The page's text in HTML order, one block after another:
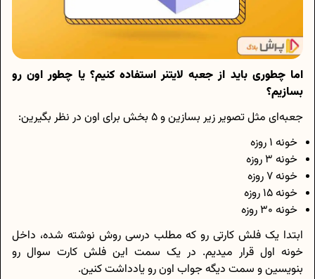
اما چطوری باید از جعبه لایتنر استفاده کنیم؟ یا چطور اون رو
بسازیم؟
جعبه‌ای مثل تصویر زیر بسازین و 5 بخش برای اون در نظر بگیرین:
خونه 1 روزه
خونه 3 روزه
خونه 7 روزه
خونه 15 روزه
خونه 30 روزه
ابتدا یک فلش کارتی رو که مطلب درسی روش نوشته شده، داخل
خونه اول قرار میدیم. در یک سمت این فلش کارت سوال رو
بنویسین و سمت دیگه جواب اون رو یادداشت کنین.